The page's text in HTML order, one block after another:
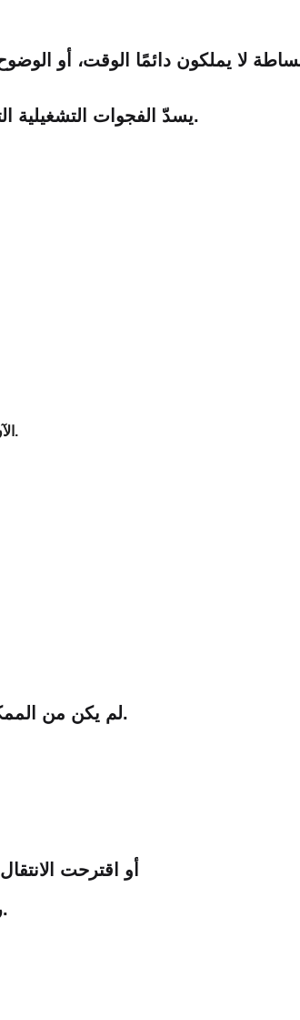
لا يملكون دائمًا الوقت، أو
يسدّ الفجوات التشغيلية التي لا يستطيع وكلاء المبيعات سدّها.
الآن، لا يُبطِئ تناثر الأدوات أو التعب الذهني مندوب المبيعات الجيد.
مع وكيل SaleAI، لم يكن من الممكن نسيان هذا العميل المحتمل.
أو اقترحت
ربما كانت هذه الصفقة صعبة. لكنها لم تكن لتضيع.